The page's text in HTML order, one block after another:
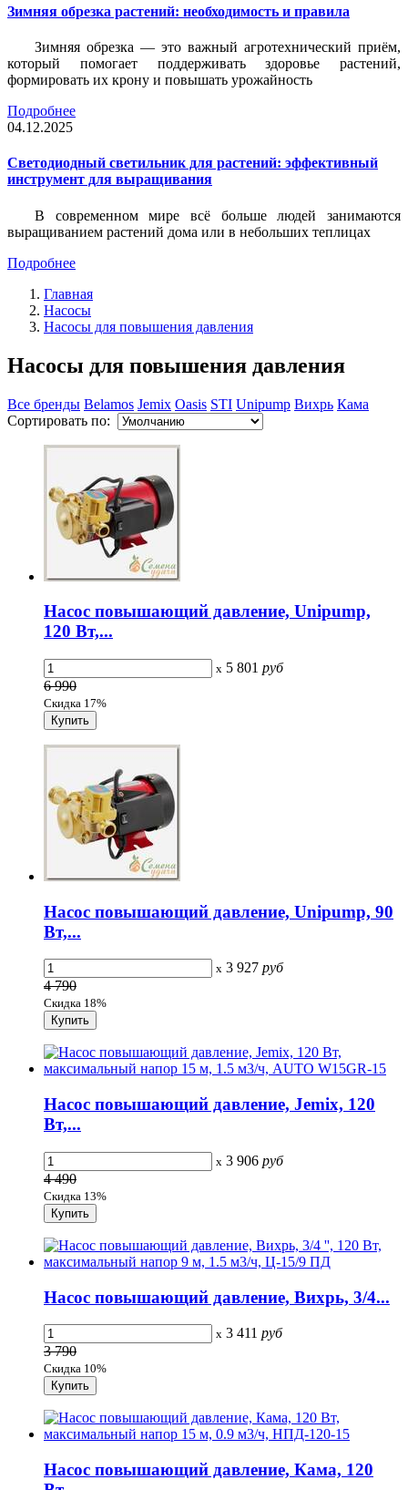
Зимняя обрезка растений: необходимость и правила
Зимняя обрезка — это важный агротехнический приём,
который помогает поддерживать здоровье растений,
формировать их крону и повышать урожайность
Подробнее
04.12.2025
Светодиодный светильник для растений: эффективный
инструмент для выращивания
В современном мире всё больше людей занимаются
выращиванием растений дома или в небольших теплицах
Подробнее
Главная
Насосы
Насосы для повышения давления
Насосы для повышения давления
Все бренды Belamos Jemix Oasis STI Unipump Вихрь Кама
Сортировать по:
Насос повышающий давление, Unipump,
120 Вт,...
x 5 801 руб
6 990
Скидка 17%
Насос повышающий давление, Unipump, 90
Вт,...
x 3 927 руб
4 790
Скидка 18%
Насос повышающий давление, Jemix, 120
Вт,...
x 3 906 руб
4 490
Скидка 13%
Насос повышающий давление, Вихрь, 3/4...
x 3 411 руб
3 790
Скидка 10%
Насос повышающий давление, Кама, 120